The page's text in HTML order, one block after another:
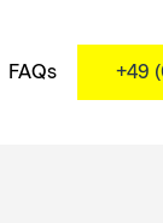
FAQs +49